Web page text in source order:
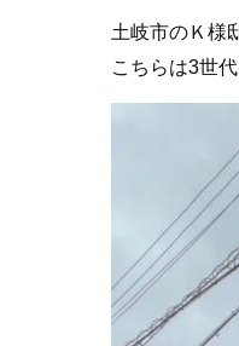
土岐市のＫ様
こちらは3世